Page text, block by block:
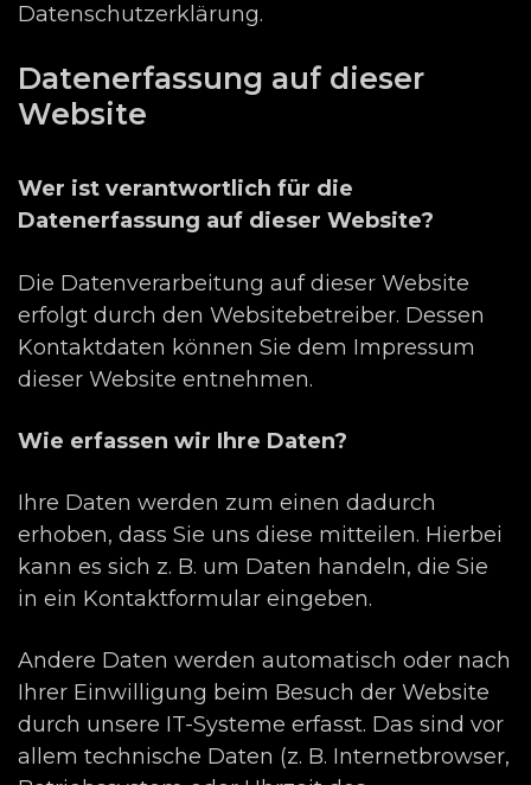
Datenschutzerklärung.
Datenerfassung auf dieser
Website
Wer ist verantwortlich für die
Datenerfassung auf dieser Website?
Die Datenverarbeitung auf dieser Website
erfolgt durch den Websitebetreiber. Dessen
Kontaktdaten können Sie dem Impressum
dieser Website entnehmen.
Wie erfassen wir Ihre Daten?
Ihre Daten werden zum einen dadurch
erhoben, dass Sie uns diese mitteilen. Hierbei
kann es sich z. B. um Daten handeln, die Sie
in ein Kontaktformular eingeben.
Andere Daten werden automatisch oder nach
Ihrer Einwilligung beim Besuch der Website
durch unsere IT-Systeme erfasst. Das sind vor
allem technische Daten (z. B. Internetbrowser,